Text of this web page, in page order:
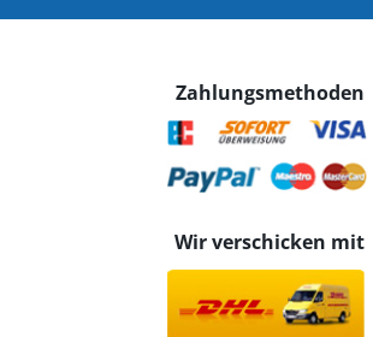
Zahlungsmethoden
Wir verschicken mit